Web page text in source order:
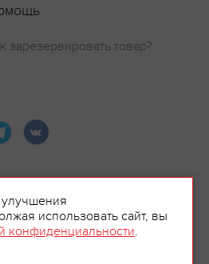
зарезервировать товар?
улучшения
использовать сайт, вы
конфиденциальности.